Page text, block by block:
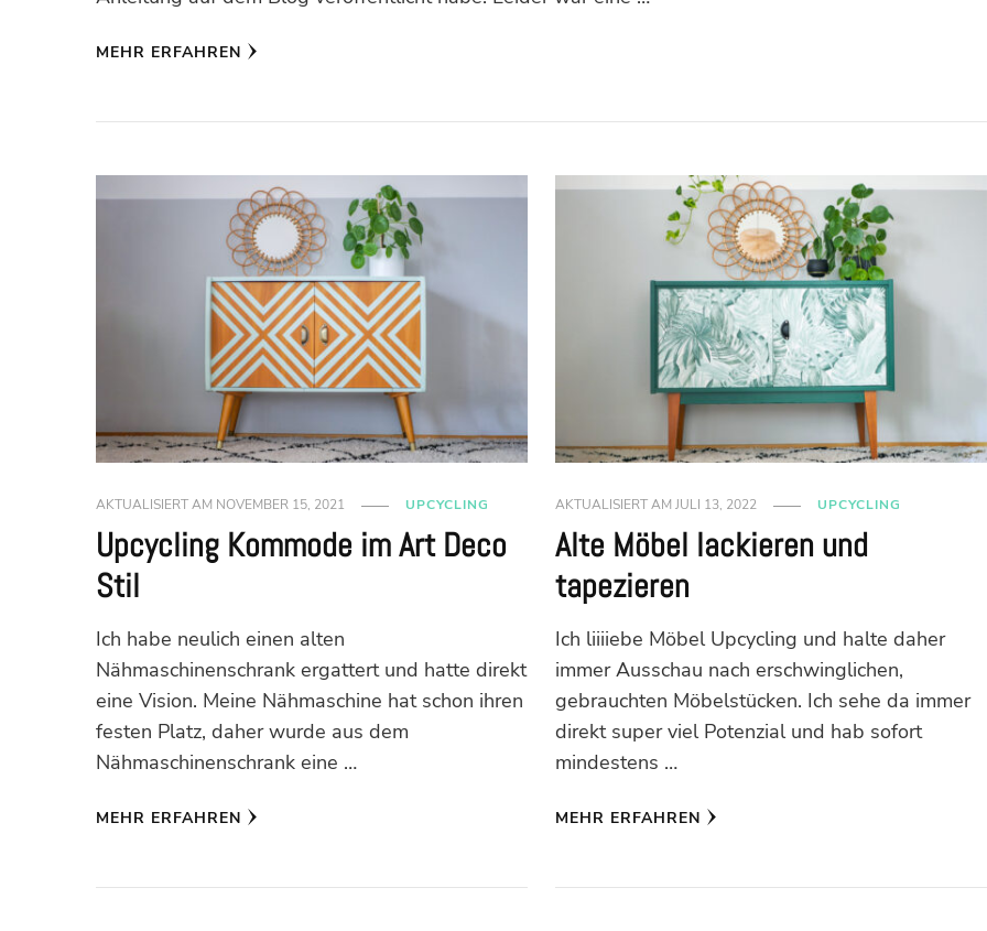
MEHR ERFAHREN
AKTUALISIERT AM NOVEMBER 15, 2021 UPCYCLING
Upcycling Kommode im Art Deco
Stil
Ich habe neulich einen alten
Nähmaschinenschrank ergattert und hatte direkt
eine Vision. Meine Nähmaschine hat schon ihren
festen Platz, daher wurde aus dem
Nähmaschinenschrank eine …
MEHR ERFAHREN
AKTUALISIERT AM JULI 13, 2022 UPCYCLING
Alte Möbel lackieren und
tapezieren
Ich liiiiebe Möbel Upcycling und halte daher
immer Ausschau nach erschwinglichen,
gebrauchten Möbelstücken. Ich sehe da immer
direkt super viel Potenzial und hab sofort
mindestens …
MEHR ERFAHREN